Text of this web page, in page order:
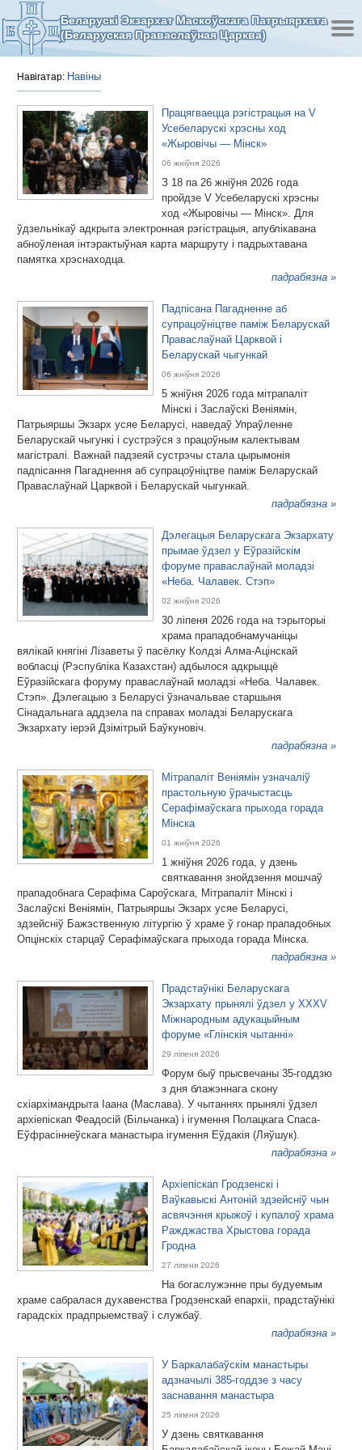
Беларускі Экзархат Маскоўскага Патрыярхата
(Беларуская Праваслаўная Царква)
Навігатар: Навіны
Працягваецца рэгістрацыя на V
Усебеларускі хрэсны ход
«Жыровічы — Мінск»
06 жніўня 2026
З 18 па 26 жніўня 2026 года
пройдзе V Усебеларускі хрэсны
ход «Жыровічы — Мінск». Для
ўдзельнікаў адкрыта электронная рэгістрацыя, апублікавана
абноўленая інтэрактыўная карта маршруту і падрыхтавана
памятка хрэснаходца.
падрабязна »
Падпісана Пагадненне аб
супрацоўніцтве паміж Беларускай
Праваслаўнай Царквой і
Беларускай чыгункай
06 жніўня 2026
5 жніўня 2026 года мітрапаліт
Мінскі і Заслаўскі Веніямін,
Патрыяршы Экзарх усяе Беларусі, наведаў Упраўленне
Беларускай чыгункі і сустрэўся з працоўным калектывам
магістралі. Важнай падзеяй сустрэчы стала цырымонія
падпісання Пагаднення аб супрацоўніцтве паміж Беларускай
Праваслаўнай Царквой і Беларускай чыгункай.
падрабязна »
Дэлегацыя Беларускага Экзархату
прымае ўдзел у Еўразійскім
форуме праваслаўнай моладзі
«Неба. Чалавек. Стэп»
02 жніўня 2026
30 ліпеня 2026 года на тэрыторыі
храма прападобнамучаніцы
вялікай княгіні Лізаветы ў пасёлку Колдзі Алма-Ацінскай
вобласці (Рэспубліка Казахстан) адбылося адкрыццё
Еўразійскага форуму праваслаўнай моладзі «Неба. Чалавек.
Стэп». Дэлегацыю з Беларусі ўзначальвае старшыня
Сінадальнага аддзела па справах моладзі Беларускага
Экзархату іерэй Дзімітрый Баўкуновіч.
падрабязна »
Мітрапаліт Веніямін узначаліў
прастольную ўрачыстасць
Серафімаўскага прыхода горада
Мінска
01 жніўня 2026
1 жніўня 2026 года, у дзень
святкавання знойдзення мошчаў
прападобнага Серафіма Сароўскага, Мітрапаліт Мінскі і
Заслаўскі Веніямін, Патрыяршы Экзарх усяе Беларусі,
здзейсніў Бажэственную літургію ў храме ў гонар прападобных
Опцінскіх старцаў Серафімаўскага прыхода горада Мінска.
падрабязна »
Прадстаўнікі Беларускага
Экзархату прынялі ўдзел у XXXV
Міжнародным адукацыйным
форуме «Глінскія чытанні»
29 ліпеня 2026
Форум быў прысвечаны 35-годдзю
з дня блажэннага скону
схіархімандрыта Іаана (Маслава). У чытаннях прынялі ўдзел
архіепіскап Феадосій (Більчанка) і ігумення Полацкага Спаса-
Еўфрасіннеўскага манастыра ігумення Еўдакія (Ляўшук).
падрабязна »
Архіепіскап Гродзенскі і
Ваўкавыскі Антоній здзейсніў чын
асвячэння крыжоў і купалоў храма
Ражджаства Хрыстова горада
Гродна
27 ліпеня 2026
На богаслужэнне пры будуемым
храме сабралася духавенства Гродзенскай епархіі, прадстаўнікі
гарадскіх прадпрыемстваў і службаў.
падрабязна »
У Баркалабаўскім манастыры
адзначылі 385-годдзе з часу
заснавання манастыра
25 ліпеня 2026
У дзень святкавання